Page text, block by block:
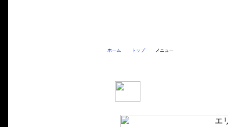
ホーム トップ メニュー